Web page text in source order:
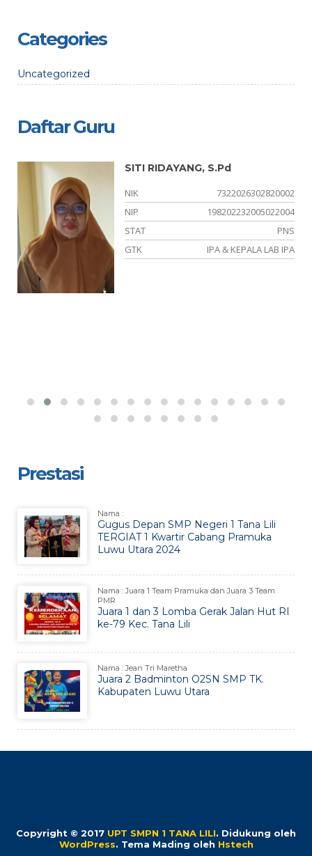
Categories
Uncategorized
Daftar Guru
SITI RIDAYANG, S.Pd
NIK
7322026302820002
NIP
198202232005022004
STAT
PNS
GTK
IPA & KEPALA LAB IPA
Prestasi
Nama :
Gugus Depan SMP Negeri 1 Tana Lili
TERGIAT 1 Kwartir Cabang Pramuka
Luwu Utara 2024
Nama : Juara 1 Team Pramuka dan Juara 3 Team
PMR
Juara 1 dan 3 Lomba Gerak Jalan Hut RI
ke-79 Kec. Tana Lili
Nama : Jean Tri Maretha
Juara 2 Badminton O2SN SMP TK.
Kabupaten Luwu Utara
Copyright © 2017 UPT SMPN 1 TANA LILI. Didukung oleh
WordPress. Tema Mading oleh Hstech